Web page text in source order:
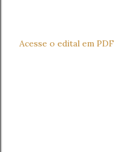
Acesse o edital em PDF